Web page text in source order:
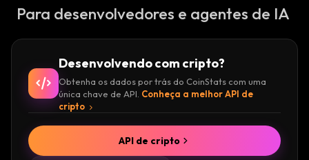
Para desenvolvedores e agentes de IA
Desenvolvendo com cripto?
Obtenha os dados por trás do CoinStats com uma
única chave de API. Conheça a melhor API de
cripto
API de cripto